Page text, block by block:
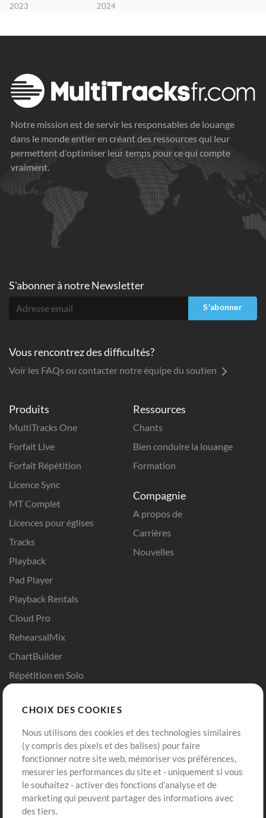
2023 2024
Notre mission est de servir les responsables de louange
dans le monde entier en créant des ressources qui leur
permettent d'optimiser leur temps pour ce qui compte
vraiment.
Produits
MultiTracks One
Forfait Live
Forfait Répétition
Licence Sync
MT Complet
Licences pour églises
Tracks
Playback
Pad Player
Playback Rentals
Cloud Pro
RehearsalMix
ChartBuilder
Répétition en Solo
Modèles ProPresenter
Sons
Ressources
Chants
Bien conduire la louange
Formation
Compagnie
A propos de
Carrières
Nouvelles
Boutique
Acheter des crédits
Contenu gratuit
Compte
Connexion
S'inscrire
S'abonner à notre Newsletter
S'abonner
Vous rencontrez des difficultés?
Voir les FAQs ou contacter notre équipe du soutien
CHOIX DES COOKIES
Nous utilisons des cookies et des technologies similaires
(y compris des pixels et des balises) pour faire
fonctionner notre site web, mémoriser vos préférences,
mesurer les performances du site et - uniquement si vous
le souhaitez - activer des fonctions d'analyse et de
marketing qui peuvent partager des informations avec
des tiers.